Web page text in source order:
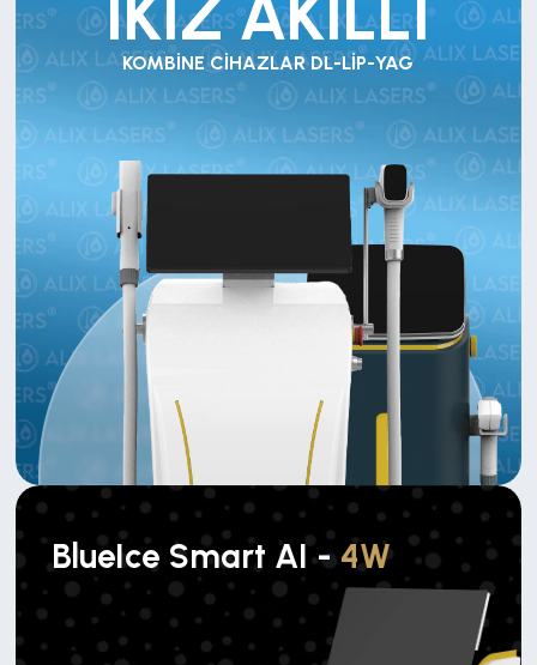
İKİZ AKILLI
KOMBİNE CİHAZLAR DL-LİP-YAG
BlueIce Smart AI - 4W